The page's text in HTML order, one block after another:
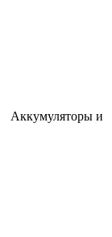
Аккумуляторы и